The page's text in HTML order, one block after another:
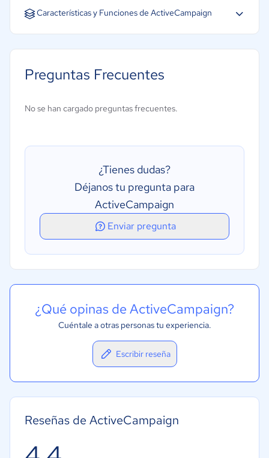
Español Inglés Portugués
Características y Funciones de ActiveCampaign
Landing Page
Tracking Multicanal
Gestión de Leads
Formularios
Preguntas Frecuentes
No se han cargado preguntas frecuentes.
¿Tienes dudas?
Déjanos tu pregunta para
ActiveCampaign
Enviar pregunta
¿Qué opinas de ActiveCampaign?
Cuéntale a otras personas tu experiencia.
Escribir reseña
Reseñas de ActiveCampaign